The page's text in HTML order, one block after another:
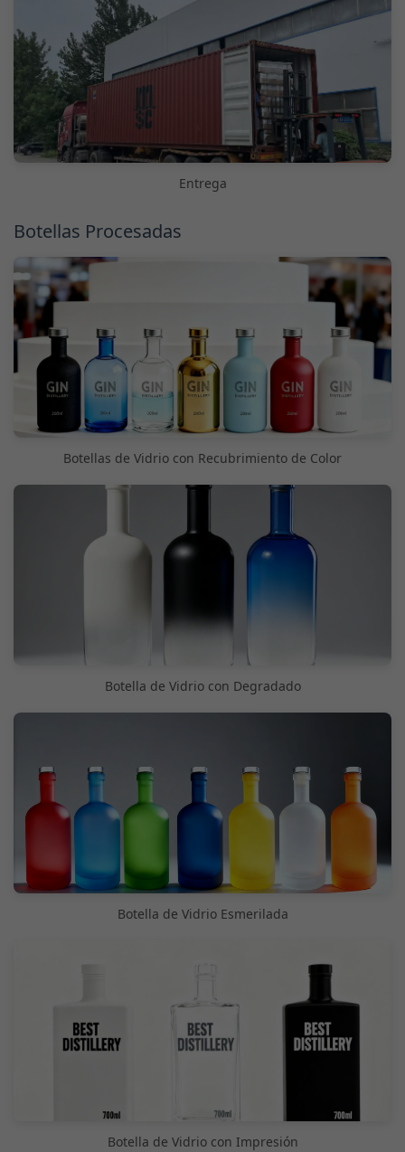
Entrega
Botellas Procesadas
Botellas de Vidrio con Recubrimiento de Color
Botella de Vidrio con Degradado
Botella de Vidrio Esmerilada
Botella de Vidrio con Impresión